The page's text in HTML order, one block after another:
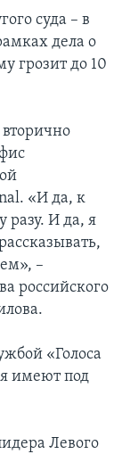
суда – в
дела о
грозит до 10
«И да, к
разу. И да, я
–
российского
«Голоса
имеют под
Левого